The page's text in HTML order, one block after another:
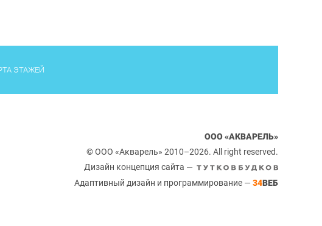
ЭТАЖЕЙ
ООО «АКВАРЕЛЬ»
© ООО «Акварель» 2010–2026. All right reserved.
Дизайн концепция сайта —
Адаптивный дизайн и программирование — 34ВЕБ